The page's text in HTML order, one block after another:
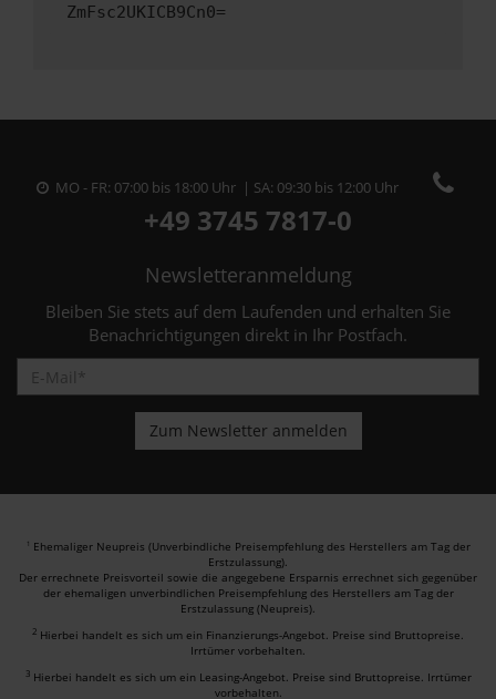
ZmFsc2UKICB9Cn0=
MO - FR: 07:00 bis 18:00 Uhr | SA: 09:30 bis 12:00 Uhr
+49 3745 7817-0
Newsletteranmeldung
Bleiben Sie stets auf dem Laufenden und erhalten Sie
Benachrichtigungen direkt in Ihr Postfach.
1 Ehemaliger Neupreis (Unverbindliche Preisempfehlung des Herstellers am Tag der
Erstzulassung).
Der errechnete Preisvorteil sowie die angegebene Ersparnis errechnet sich gegenüber
der ehemaligen unverbindlichen Preisempfehlung des Herstellers am Tag der
Erstzulassung (Neupreis).
2 Hierbei handelt es sich um ein Finanzierungs-Angebot. Preise sind Bruttopreise.
Irrtümer vorbehalten.
3 Hierbei handelt es sich um ein Leasing-Angebot. Preise sind Bruttopreise. Irrtümer
vorbehalten.